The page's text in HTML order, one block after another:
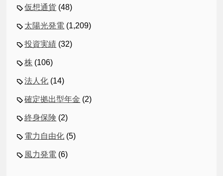
仮想通貨 (48)
太陽光発電 (1,209)
投資実績 (32)
株 (106)
法人化 (14)
確定拠出型年金 (2)
終身保険 (2)
電力自由化 (5)
風力発電 (6)